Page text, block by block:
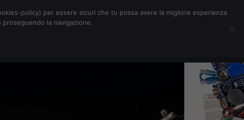
policy) per essere sicuri che tu possa avere la migliore esperienza
la navigazione.